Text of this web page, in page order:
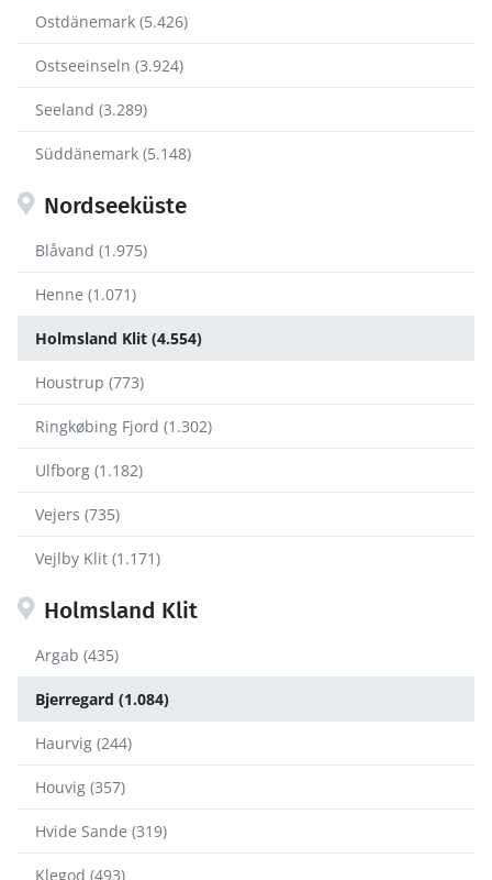
Ostdänemark (5.426)
Ostseeinseln (3.924)
Seeland (3.289)
Süddänemark (5.148)
Nordseeküste
Blåvand (1.975)
Henne (1.071)
Holmsland Klit (4.554)
Houstrup (773)
Ringkøbing Fjord (1.302)
Ulfborg (1.182)
Vejers (735)
Vejlby Klit (1.171)
Holmsland Klit
Argab (435)
Bjerregard (1.084)
Haurvig (244)
Houvig (357)
Hvide Sande (319)
Klegod (493)